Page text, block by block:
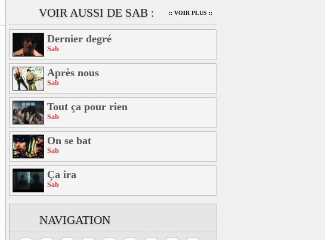
VOIR AUSSI DE SAB : :: VOIR PLUS ::
Dernier degré
Sab
Après nous
Sab
Tout ça pour rien
Sab
On se bat
Sab
Ça ira
Sab
NAVIGATION